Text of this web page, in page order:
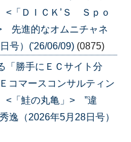
「ＤＩＣＫ’Ｓ Ｓｐｏ
先進的なオムニチャネ
号）('26/06/09) (0875)
「勝手にＥＣサイト分
コマースコンサルティン
「鮭の丸亀」> ”違
逸（2026年5月28日号）